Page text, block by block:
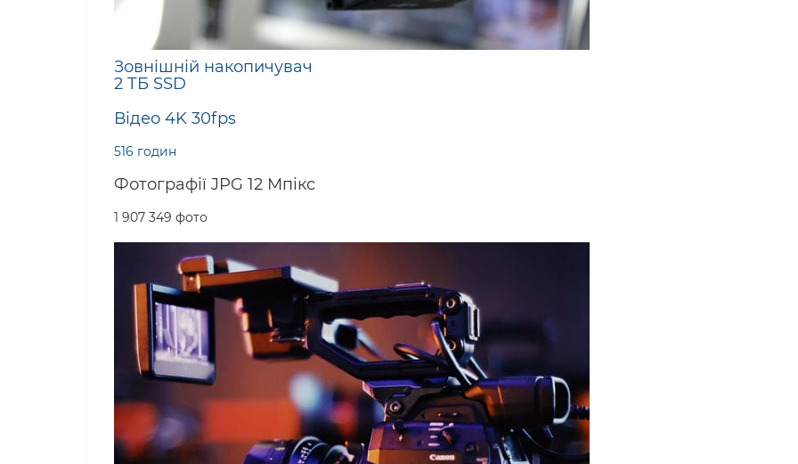
Зовнішній накопичувач
2 ТБ SSD
Відео 4K 30fps
516 годин
Фотографії JPG 12 Мпікс
1 907 349 фото